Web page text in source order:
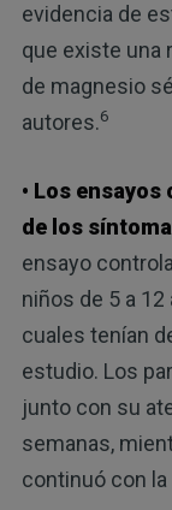
evidencia de
que existe una
de magnesio
autores.6
• Los
de los
ensayo
niños de 5 a 12
cuales tenían
estudio. Los
junto con su
semanas,
continuó con